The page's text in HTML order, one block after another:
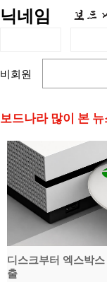
닉네임
비회원
보드나라 많이 본 뉴
디스크부터 엑스박
출